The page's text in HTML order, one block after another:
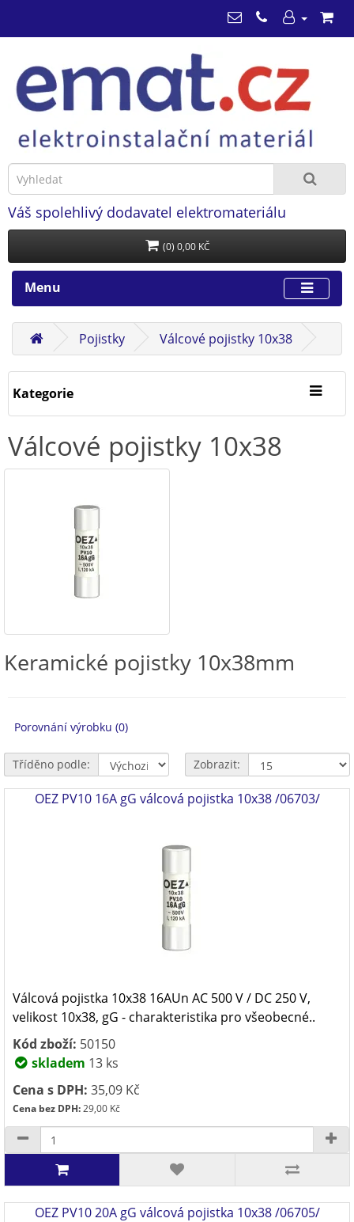
Váš spolehlivý dodavatel elektromateriálu
(0) 0,00 KČ
Menu
Pojistky Válcové pojistky 10x38
Kategorie
Válcové pojistky 10x38
Keramické pojistky 10x38mm
Porovnání výrobku (0)
Tříděno podle: Zobrazit:
OEZ PV10 16A gG válcová pojistka 10x38 /06703/
Válcová pojistka 10x38 16AUn AC 500 V / DC 250 V,
velikost 10x38, gG - charakteristika pro všeobecné..
Kód zboží: 50150
skladem 13 ks
Cena s DPH: 35,09 Kč
Cena bez DPH:29,00 Kč
OEZ PV10 20A gG válcová pojistka 10x38 /06705/